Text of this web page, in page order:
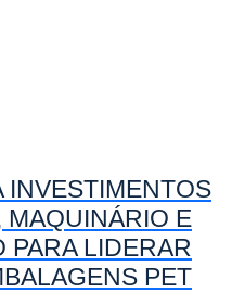
INVESTIMENTOS
MAQUINÁRIO E
PARA LIDERAR
PET